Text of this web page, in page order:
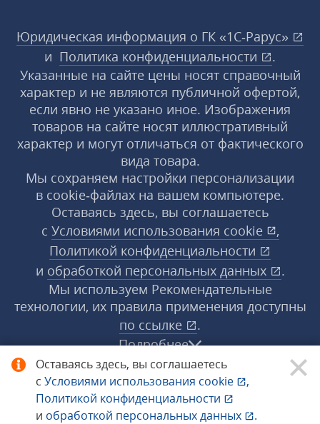
Оставаясь здесь, вы соглашаетесь
с Условиями использования cookie
,
Политикой конфиденциальности
и обработкой персональных данных .
Юридическая информация о ГК «1С‑Рарус»
и Политика конфиденциальности
.
Указанные на сайте цены носят справочный
характер и не являются публичной офертой,
если явно не указано иное. Изображения
товаров на сайте носят иллюстративный
характер и могут отличаться от фактического
вида товара.
Мы сохраняем настройки персонализации
в cookie‑файлах на вашем компьютере.
Оставаясь здесь, вы соглашаетесь
с Условиями использования cookie
,
Политикой конфиденциальности
и обработкой персональных данных
.
Мы используем Рекомендательные
технологии, их правила применения доступны
по ссылке
.
Подробнее
© 1998−2026 «1С‑Рарус» ®. Все права
защищены.